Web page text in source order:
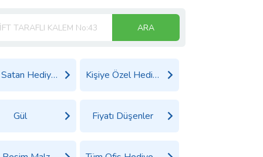
ARA
Çok Satan Hediyeler Kişiye Özel Hediyeler
Gül Fiyatı Düşenler